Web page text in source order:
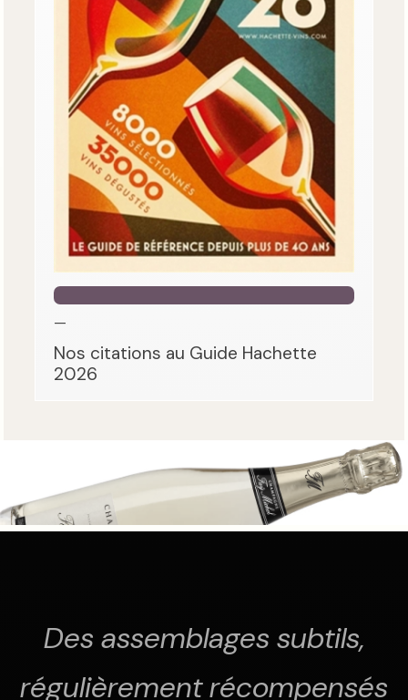
—
Nos citations au Guide Hachette
2026
Des assemblages subtils,
régulièrement récompensés